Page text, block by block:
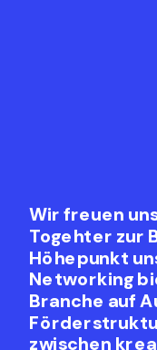
Wir freuen
Togehter zur
Höhepunkt
Networking
Branche auf
zwischen